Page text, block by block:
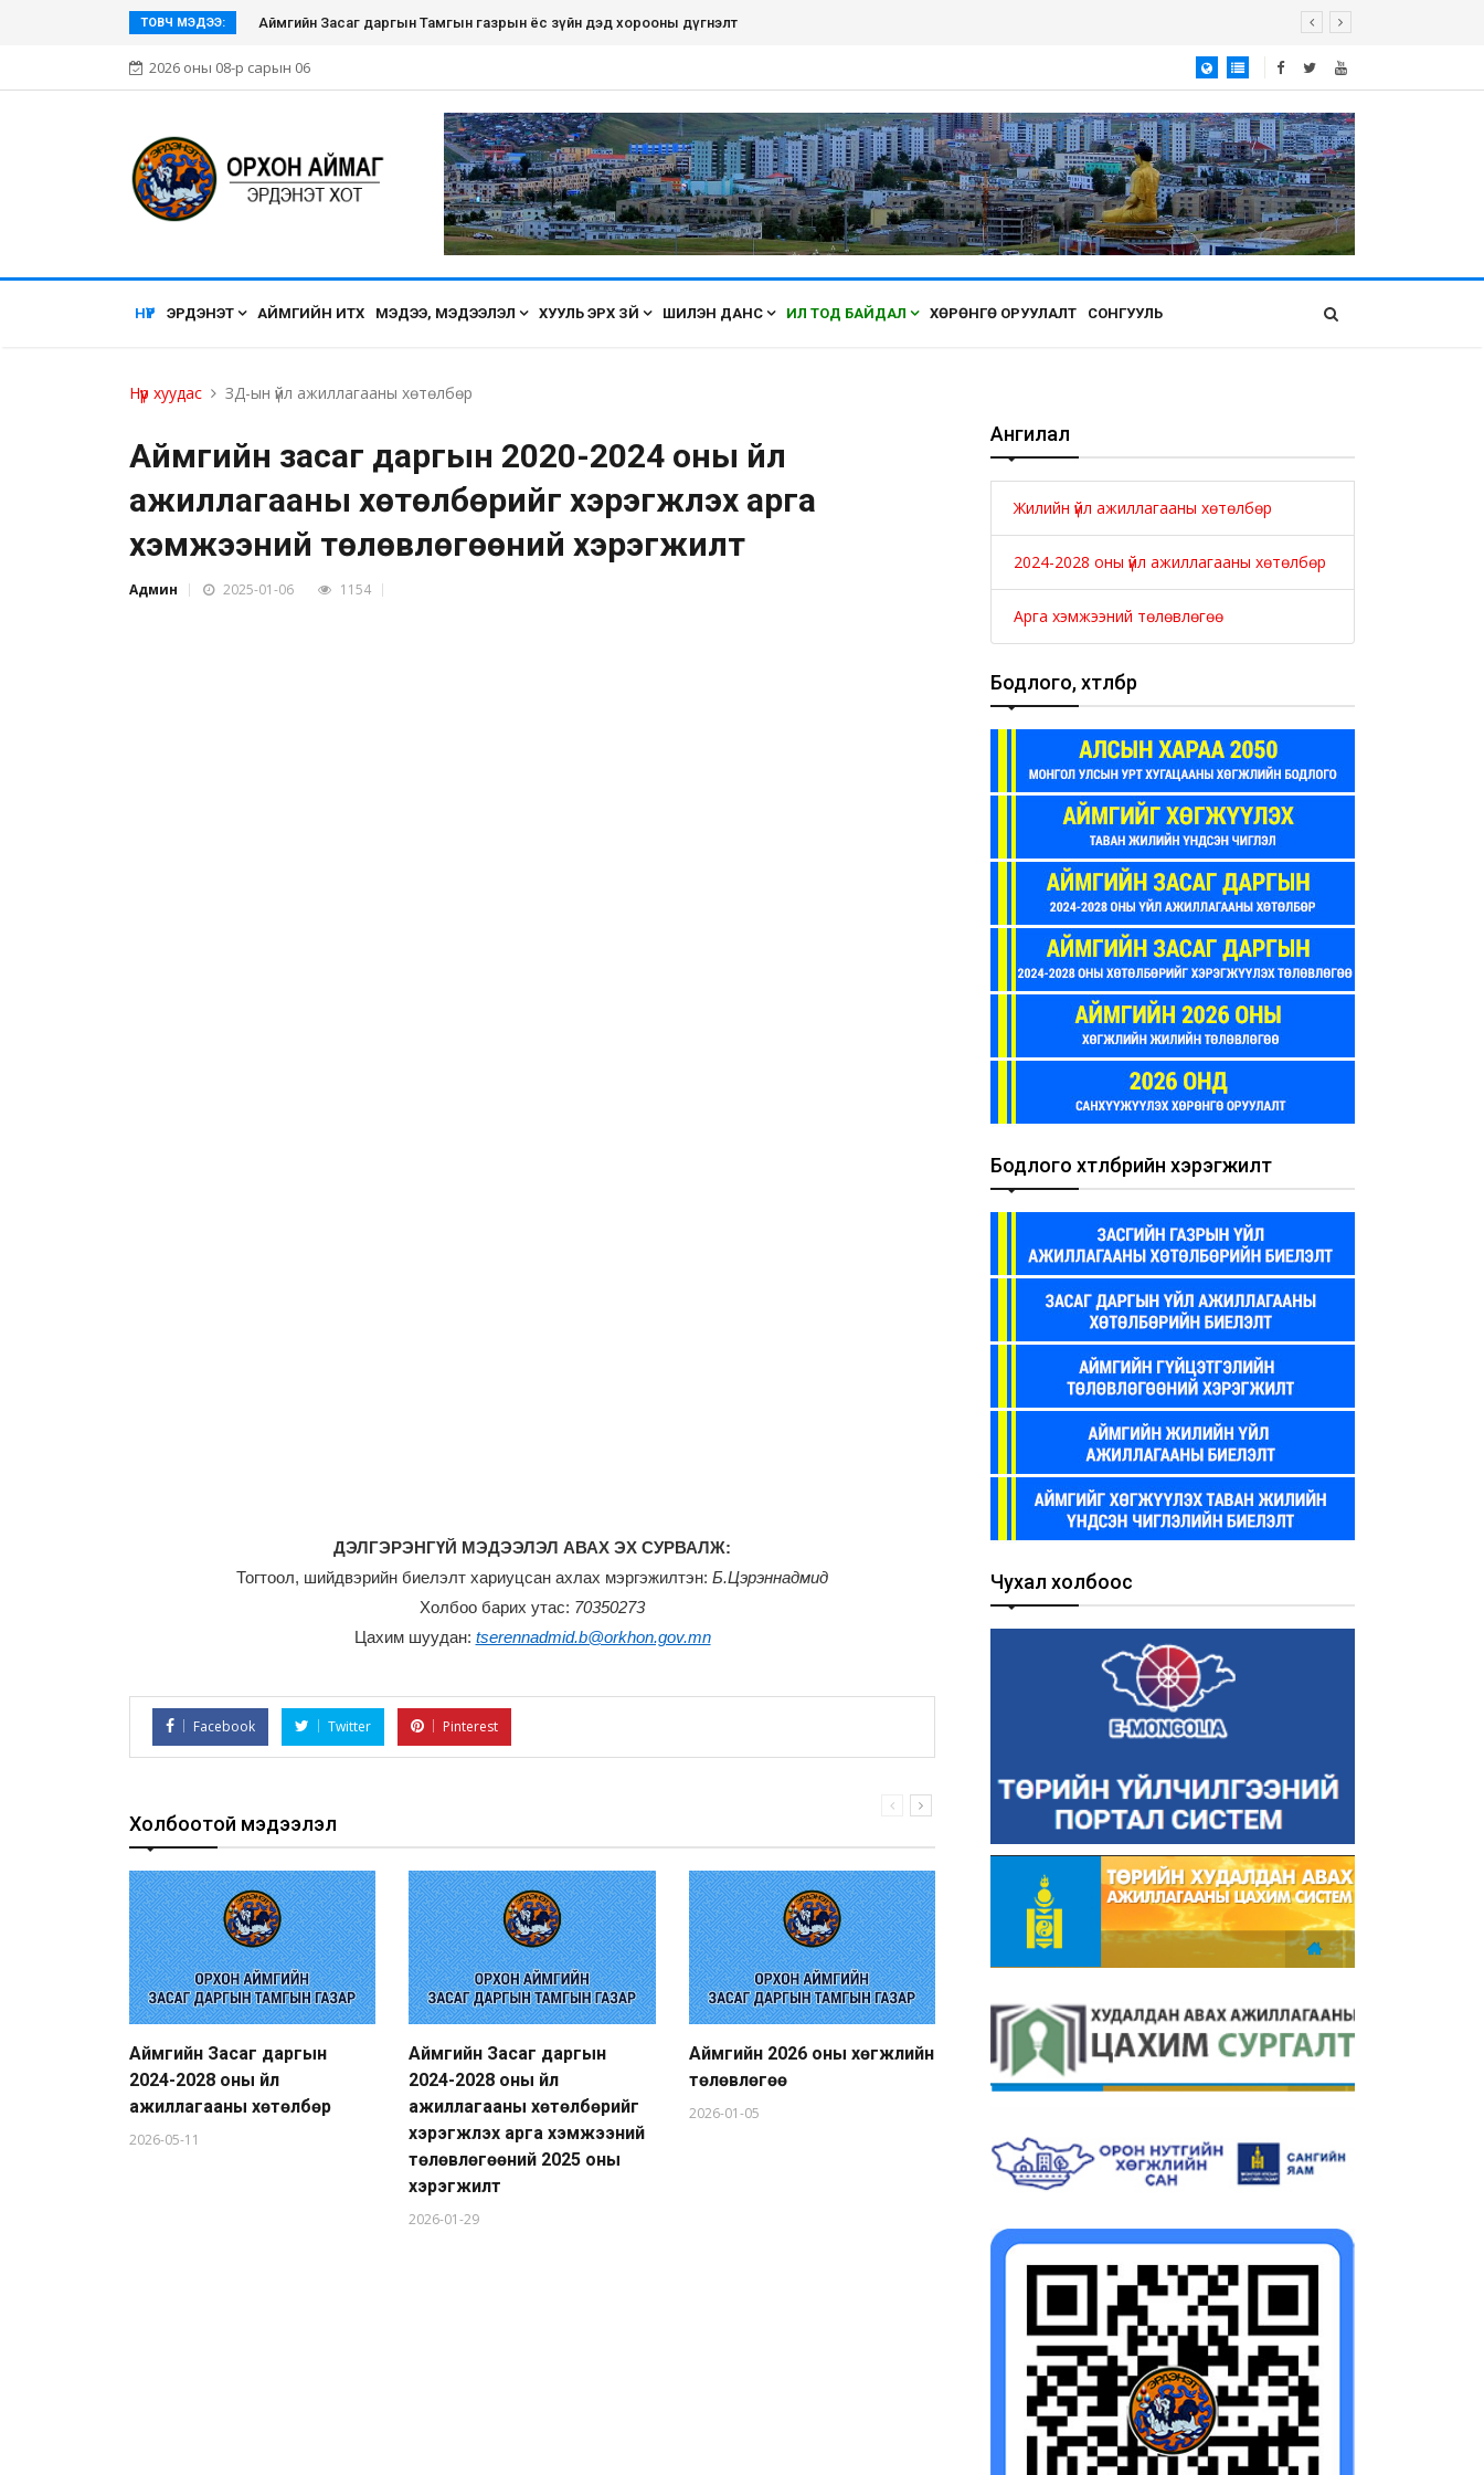
ТОВЧ МЭДЭЭ: Эрдэнэт хүмүүсийн нэгдэл болсон Эрдэнэт хот ирэх бүрт өнгөө засаж, үүдээ нээн угтана аа
2026 оны 08-р сарын 06
НҮҮР ЭРДЭНЭТ АЙМГИЙН ИТХ МЭДЭЭ, МЭДЭЭЛЭЛ ХУУЛЬ ЭРХ ЗҮЙ ШИЛЭН ДАНС ИЛ ТОД БАЙДАЛ ХӨРӨНГӨ ОРУУЛАЛТ СОНГУУЛЬ
Нүүр хуудас ЗД-ын үйл ажиллагааны хөтөлбөр
Аймгийн засаг даргын 2020-2024 оны үйл
ажиллагааны хөтөлбөрийг хэрэгжүүлэх арга
хэмжээний төлөвлөгөөний хэрэгжилт
Админ 2025-01-06 1154
ДЭЛГЭРЭНГҮЙ МЭДЭЭЛЭЛ АВАХ ЭХ СУРВАЛЖ:
Тогтоол, шийдвэрийн биелэлт хариуцсан ахлах мэргэжилтэн: Б.Цэрэннадмид
Холбоо барих утас: 70350273
Цахим шуудан: tserennadmid.b@orkhon.gov.mn
Facebook Twitter Pinterest
Холбоотой мэдээлэл
Аймгийн Засаг даргын
2024-2028 оны үйл
ажиллагааны хөтөлбөр
2026-05-11
Аймгийн Засаг даргын
2024-2028 оны үйл
ажиллагааны хөтөлбөрийг
хэрэгжүүлэх арга хэмжээний
төлөвлөгөөний 2025 оны
хэрэгжилт
2026-01-29
Аймгийн 2026 оны хөгжлийн
төлөвлөгөө
2026-01-05
Аймгийн Засаг даргын
2024-2028 оны үйл
хэрэгжүүлэх арга хэмжээний
төлөвлөгөө
2025-02-21
Аймгийн Засаг даргын
2024-2028 оны үйл
2025-02-21
Ангилал
Жилийн үйл ажиллагааны хөтөлбөр
2024-2028 оны үйл ажиллагааны хөтөлбөр
Арга хэмжээний төлөвлөгөө
Бодлого, хөтөлбөр
Бодлого хөтөлбөрийн хэрэгжилт
Чухал холбоос